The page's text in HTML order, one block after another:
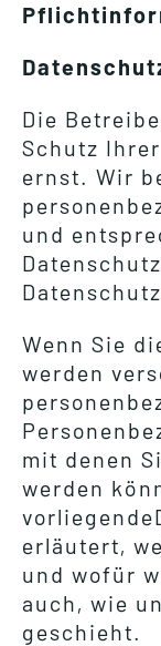
Die
Schutz
ernst. Wir
und
Wenn Sie
werden
mit denen
werden
erläutert,
und wofür
auch, wie
geschieht.